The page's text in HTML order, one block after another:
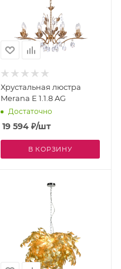
Хрустальная люстра
Merana E 1.1.8 AG
Достаточно
19 594₽/шт
В КОРЗИНУ